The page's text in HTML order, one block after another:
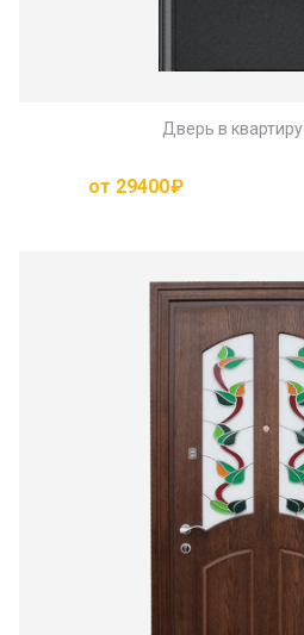
Дверь в квартиру
от 29400₽